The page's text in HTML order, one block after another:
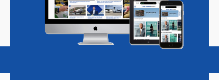
Magazine Podcasts Vacatures